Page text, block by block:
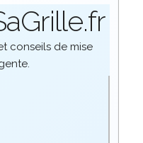
conseils de mise